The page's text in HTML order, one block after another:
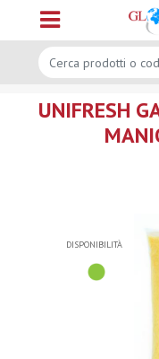
Open menu
UNIFRESH
DISPONIBILITÀ